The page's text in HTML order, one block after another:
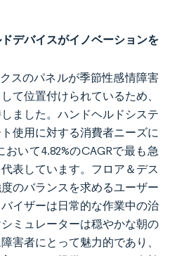
デバイスがイノベーションを
スのパネルが季節性感情障害
て位置付けられているため、
ました。ハンドヘルドシステ
使用に対する消費者ニーズに
いて4.82%のCAGRで最も急
表しています。フロア＆デス
のバランスを求めるユーザー
イザーは日常的な作業中の治
ミュレーターは穏やかな朝の
害者にとって魅力的であり、